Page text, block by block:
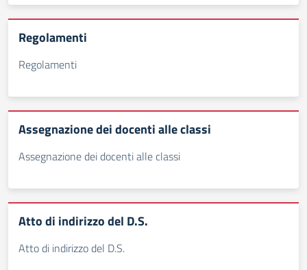
Regolamenti
Regolamenti
Assegnazione dei docenti alle classi
Assegnazione dei docenti alle classi
Atto di indirizzo del D.S.
Atto di indirizzo del D.S.